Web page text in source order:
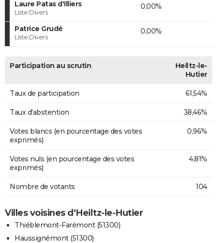
Laure Patas d'Illiers
Liste Divers
0,00%
Patrice Grudé
Liste Divers
0,00%
Participation au scrutin
Heiltz-le-
Hutier
Taux de participation 61,54%
Taux d'abstention 38,46%
Votes blancs (en pourcentage des votes
exprimés)
0,96%
Votes nuls (en pourcentage des votes
exprimés)
4,81%
Nombre de votants 104
Villes voisines d'Heiltz-le-Hutier
Thiéblemont-Farémont (51300)
Haussignémont (51300)